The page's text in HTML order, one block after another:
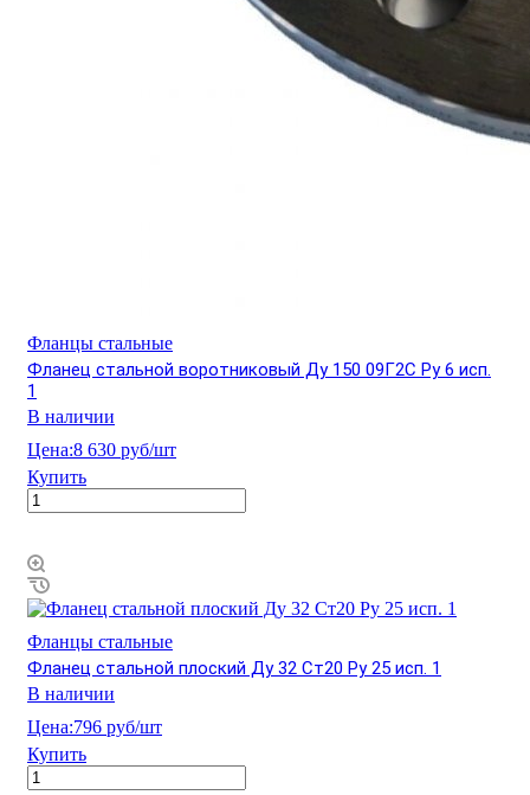
Фланцы стальные
Фланец стальной воротниковый Ду 150 09Г2С Ру 6 исп.
1
В наличии
Цена:8 630 руб/шт
Купить
Фланцы стальные
Фланец стальной плоский Ду 32 Ст20 Ру 25 исп. 1
В наличии
Цена:796 руб/шт
Купить